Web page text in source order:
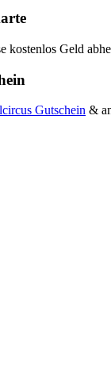
kostenlos Geld
Gutschein &